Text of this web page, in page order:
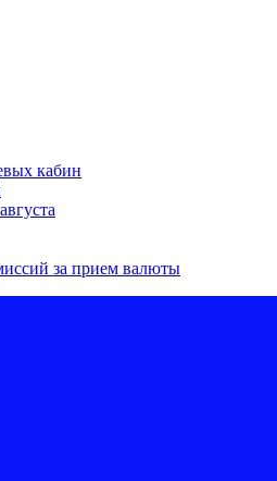
кабин
за прием валюты